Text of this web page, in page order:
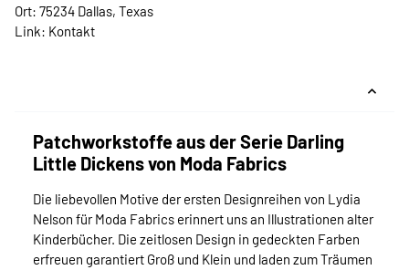
Ort: 75234 Dallas, Texas
Link: Kontakt
Patchworkstoffe aus der Serie Darling
Little Dickens von Moda Fabrics
Die liebevollen Motive der ersten Designreihen von Lydia
Nelson für Moda Fabrics erinnert uns an Illustrationen alter
Kinderbücher. Die zeitlosen Design in gedeckten Farben
erfreuen garantiert Groß und Klein und laden zum Träumen